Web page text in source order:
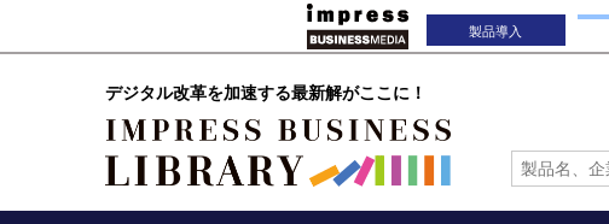
製品導入
デジタル改革を加速する最新解がここに！